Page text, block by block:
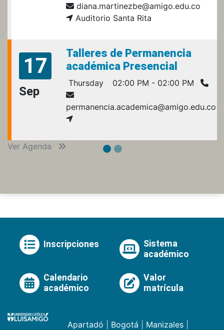
diana.martinezbe@amigo.edu.co
Auditorio Santa Rita
17
Sep
Talleres de Permanencia
académica Presencial
Thursday 02:00 PM - 02:00 PM
permanencia.academica@amigo.edu.co
Ver Agenda
Inscripciones
Sistema
académico
Calendario
académico
Valor
matrícula
Apartadó Bogotá Manizales